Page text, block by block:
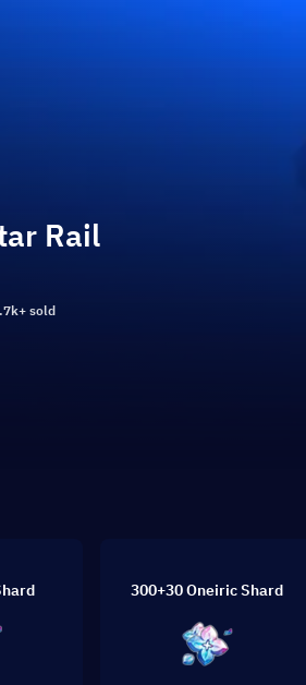
Rail
sold
300+30 Oneiric Shard